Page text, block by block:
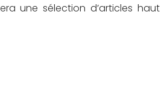
une sélection d’articles haut